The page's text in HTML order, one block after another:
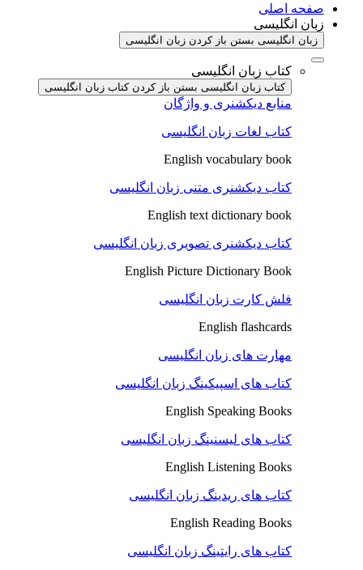
صفحه اصلی
زبان انگلیسی
زبان انگلیسی بستن باز کردن زبان انگلیسی
کتاب زبان انگلیسی
کتاب زبان انگلیسی بستن باز کردن کتاب زبان انگلیسی
منابع دیکشنری و واژگان
کتاب لغات زبان انگلیسی
English vocabulary book
کتاب دیکشنری متنی زبان انگلیسی
English text dictionary book
کتاب دیکشنری تصویری زبان انگلیسی
English Picture Dictionary Book
فلش کارت زبان انگلیسی
English flashcards
مهارت های زبان انگلیسی
کتاب های اسپیکینگ زبان انگلیسی
English Speaking Books
کتاب های لیسنینگ زبان انگلیسی
English Listening Books
کتاب های ریدینگ زبان انگلیسی
English Reading Books
کتاب های رایتینگ زبان انگلیسی